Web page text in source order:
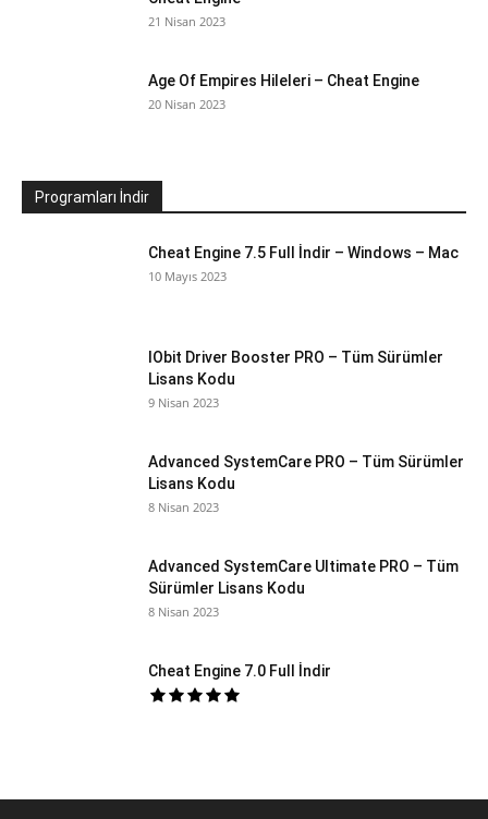
21 Nisan 2023
Age Of Empires Hileleri – Cheat Engine
20 Nisan 2023
Programları İndir
Cheat Engine 7.5 Full İndir – Windows – Mac
10 Mayıs 2023
IObit Driver Booster PRO – Tüm Sürümler
Lisans Kodu
9 Nisan 2023
Advanced SystemCare PRO – Tüm Sürümler
Lisans Kodu
8 Nisan 2023
Advanced SystemCare Ultimate PRO – Tüm
Sürümler Lisans Kodu
8 Nisan 2023
Cheat Engine 7.0 Full İndir